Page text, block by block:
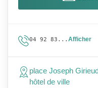
04 92 83... Afficher
place Joseph
hôtel de ville